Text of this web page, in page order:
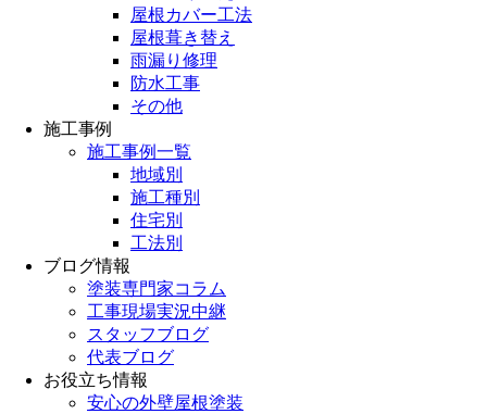
屋根カバー工法
屋根葺き替え
雨漏り修理
防水工事
その他
施工事例
施工事例一覧
地域別
施工種別
住宅別
工法別
ブログ情報
塗装専門家コラム
工事現場実況中継
スタッフブログ
代表ブログ
お役立ち情報
安心の外壁屋根塗装